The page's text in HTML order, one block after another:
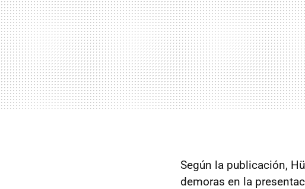
Según la publicación,
demoras en la